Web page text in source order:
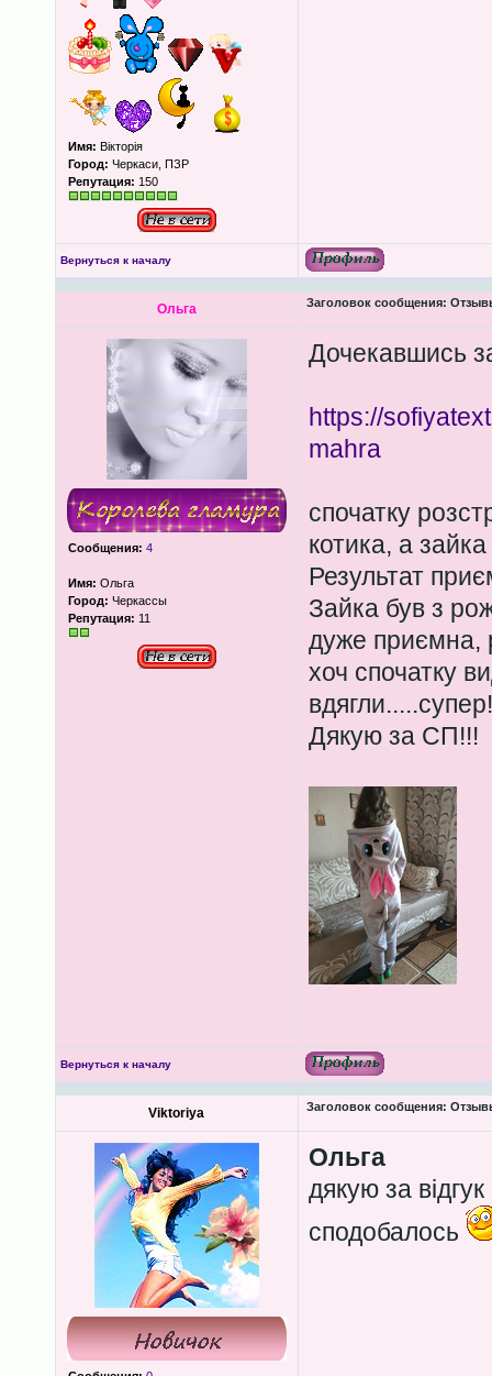
Имя: Вікторія
Город: Черкаси, ПЗР
Репутация: 150
Вернуться к началу
Ольга Заголовок сообщения:
Сообщения: 4
Имя: Ольга
Город: Черкассы
Репутация: 11
Дочекавшись
https://
mahra
спочатку
котика, а
Результат
Зайка був з
дуже приємна,
хоч спочатку
Дякую за СП!!!
Вернуться к началу
Viktoriya Заголовок сообщения:
Ольга
дякую за
сподобалось